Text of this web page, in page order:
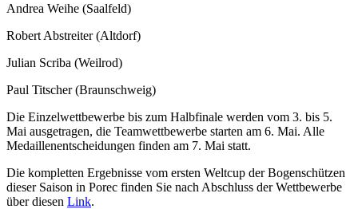
Andrea Weihe (Saalfeld)
Robert Abstreiter (Altdorf)
Julian Scriba (Weilrod)
Paul Titscher (Braunschweig)
Die Einzelwettbewerbe bis zum Halbfinale werden vom 3. bis 5.
Mai ausgetragen, die Teamwettbewerbe starten am 6. Mai. Alle
Medaillenentscheidungen finden am 7. Mai statt.
Die kompletten Ergebnisse vom ersten Weltcup der Bogenschützen
dieser Saison in Porec finden Sie nach Abschluss der Wettbewerbe
über diesen Link.